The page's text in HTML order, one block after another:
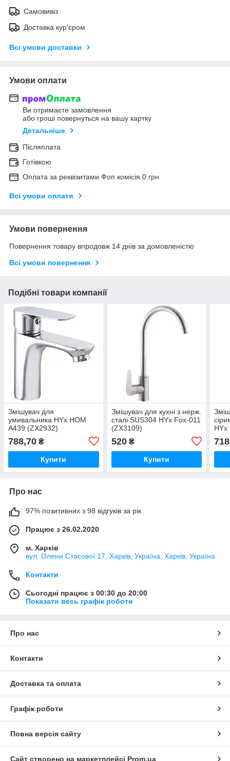
Самовивіз
Доставка кур'єром
Всі умови доставки
Умови оплати
Ви отримаєте замовлення
або гроші повернуться на вашу картку
Детальніше
Післяплата
Готівкою
Оплата за реквізитами Фоп комісія 0 грн
Всі умови оплати
Умови повернення
Повернення товару впродовж 14 днів за домовленістю
Всі умови повернення
Подібні товари компанії
Змішувач для
умивальника HYx HOM
A439 (ZX2932)
788,70 ₴
Купити
Змішувач для кухні з нерж.
сталі SUS304 HYx Fox-011
(ZX3109)
520₴
Купити
HYx
Про нас
97% позитивних з 98 відгуків за рік
Працює з 26.02.2020
м. Харків
вул. Олени Стасової 17, Харків, Україна, Харків, Україна
Контакти
Сьогодні працює з 00:30 до 20:00
Показати весь графік роботи
Про нас
Контакти
Доставка та оплата
Графік роботи
Повна версія сайту
Сайт створено на маркетплейсі Prom.ua